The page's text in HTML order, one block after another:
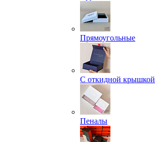
Прямоугольные
С откидной крышкой
Пеналы